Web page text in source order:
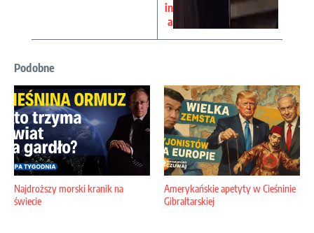
in
a
Podobne
Najdroższy morski kranik na
świecie
Amerykańskie apetyty w Cieśninie
Gibraltarskiej